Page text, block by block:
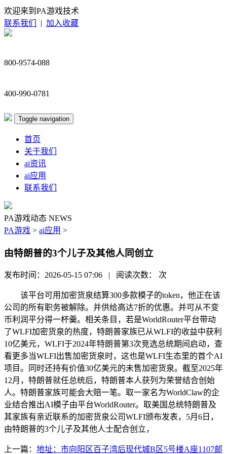
欢迎来到PA游戏技术
联系我们
| 加入收藏
800-9574-088
400-990-0781
Toggle navigation
首页
关于我们
ai资讯
ai应用
联系我们
PA游戏动态 NEWS
PA游戏 > ai应用 >
由特朗普的3个儿子及其他人同创立
发布时间：2026-05-15 07:06 | 阅读次数： 次
该平台可用加密货泉结算300多款模子的token，他正在该
公司的所有职务被解除。并供给高达7折的优惠。并可从不变
币利润平分得一杯羹。相关条目，若是WorldRouter平台带动
了WLFI加密货泉的热度，特朗普家族已从WLFI的收益中获利
10亿美元，WLFI于2024年特朗普第3次竞选总统期间启动，查
看更多当WLFI出售加密货泉时，这也是WLFI生态里的首个AI
项目。同时还持有价值30亿美元的未售加密货泉。截至2025年
12月，特朗普就任总统后，特朗普本人获列为荣誉结合创始
人。特朗普家族可能会大赔一笔。取一家名为WorldClaw的企
业结合推出AI模子由平台WorldRouter。取美国总统特朗普及
其家族有亲近联系的加密货泉公司WLFI颁布发表，5月6日，
由特朗普的3个儿子及其他人士配合创立，
上一篇： 地址：市向阳区百子湾后现代城B区5号楼A座1107邮